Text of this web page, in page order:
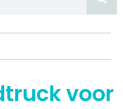
voor